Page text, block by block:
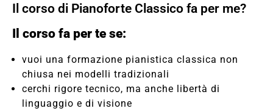
Il corso di Pianoforte Classico fa per me?
Il corso fa per te se:
vuoi una formazione pianistica classica non
chiusa nei modelli tradizionali
cerchi rigore tecnico, ma anche libertà di
linguaggio e di visione